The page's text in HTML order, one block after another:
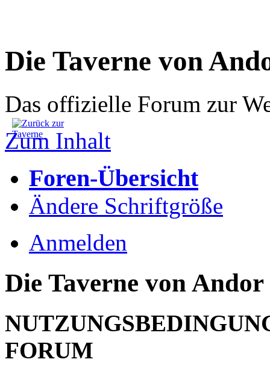
Die Taverne von
Das offizielle Forum zur
Zum Inhalt
Foren-Übersicht
Ändere Schriftgröße
Anmelden
Die Taverne von
FORUM